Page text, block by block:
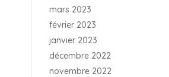
mars 2023
février 2023
janvier 2023
décembre 2022
novembre 2022